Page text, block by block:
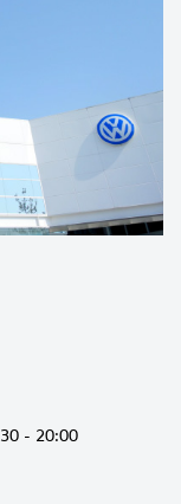
- 20:00